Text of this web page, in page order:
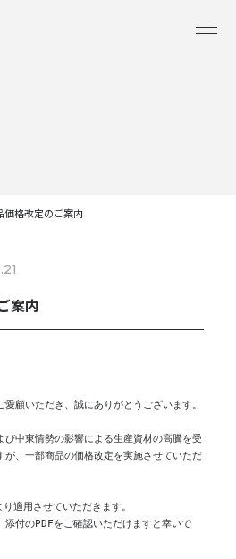
価格改定のご案内
案内
顧いただき、誠にありがとうございます。
び中東情勢の影響による生産資材の高騰を受
が、一部商品の価格改定を実施させていただ
適用させていただきます。
添付のPDFをご確認いただけますと幸いで